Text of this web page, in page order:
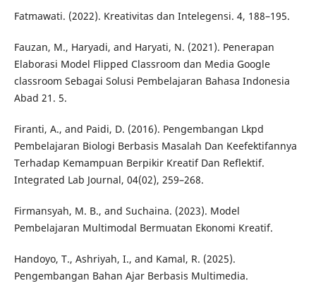
Fatmawati. (2022). Kreativitas dan Intelegensi. 4, 188–195.
Fauzan, M., Haryadi, and Haryati, N. (2021). Penerapan
Elaborasi Model Flipped Classroom dan Media Google
classroom Sebagai Solusi Pembelajaran Bahasa Indonesia
Abad 21. 5.
Firanti, A., and Paidi, D. (2016). Pengembangan Lkpd
Pembelajaran Biologi Berbasis Masalah Dan Keefektifannya
Terhadap Kemampuan Berpikir Kreatif Dan Reflektif.
Integrated Lab Journal, 04(02), 259–268.
Firmansyah, M. B., and Suchaina. (2023). Model
Pembelajaran Multimodal Bermuatan Ekonomi Kreatif.
Handoyo, T., Ashriyah, I., and Kamal, R. (2025).
Pengembangan Bahan Ajar Berbasis Multimedia.